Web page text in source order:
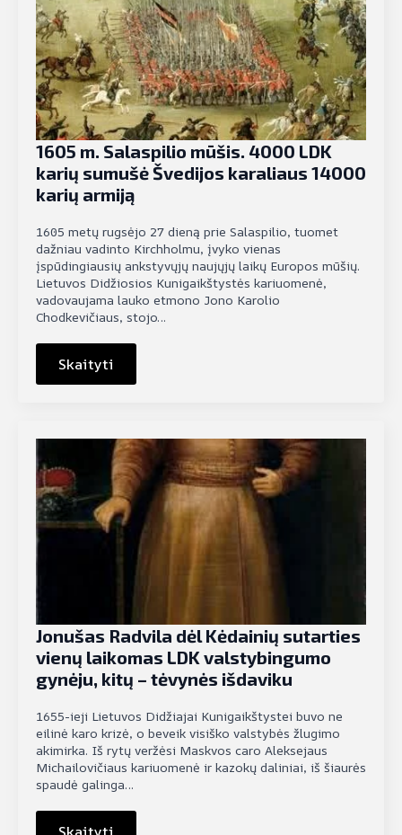
1605 m. Salaspilio mūšis. 4000 LDK
karių sumušė Švedijos karaliaus 14000
karių armiją
1605 metų rugsėjo 27 dieną prie Salaspilio, tuomet
dažniau vadinto Kirchholmu, įvyko vienas
įspūdingiausių ankstyvųjų naujųjų laikų Europos mūšių.
Lietuvos Didžiosios Kunigaikštystės kariuomenė,
vadovaujama lauko etmono Jono Karolio
Chodkevičiaus, stojo…
Skaityti
Jonušas Radvila dėl Kėdainių sutarties
vienų laikomas LDK valstybingumo
gynėju, kitų – tėvynės išdaviku
1655-ieji Lietuvos Didžiajai Kunigaikštystei buvo ne
eilinė karo krizė, o beveik visiško valstybės žlugimo
akimirka. Iš rytų veržėsi Maskvos caro Aleksejaus
Michailovičiaus kariuomenė ir kazokų daliniai, iš šiaurės
spaudė galinga…